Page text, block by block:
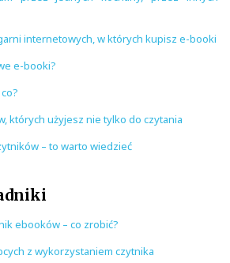
internetowych, w których kupisz e-booki
e-booki?
których użyjesz nie tylko do czytania
– to warto wiedzieć
ebooków – co zrobić?
z wykorzystaniem czytnika